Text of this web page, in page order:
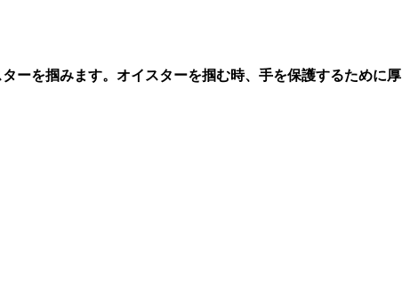
ーを掴みます。オイスターを掴む時、手を保護するために厚